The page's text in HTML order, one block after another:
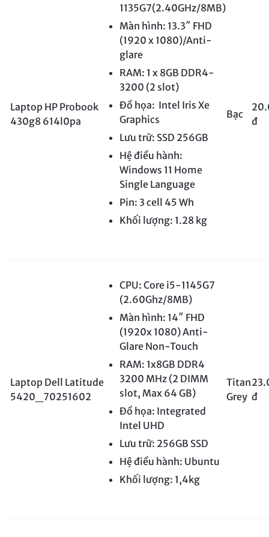
Laptop HP Probook
430g8 614l0pa
1135G7(2.40GHz/8MB)
Màn hình: 13.3″ FHD
(1920 x 1080)/Anti-
glare
RAM: 1 x 8GB DDR4-
3200 (2 slot)
Đồ họa: Intel Iris Xe
Graphics
Lưu trữ: SSD 256GB
Hệ điều hành:
Windows 11 Home
Single Language
Pin: 3 cell 45 Wh
Khối lượng: 1.28 kg
Bạc
đ
Laptop Dell Latitude
5420_70251602
CPU: Core i5-1145G7
(2.60Ghz/8MB)
Màn hình: 14″ FHD
(1920x 1080) Anti-
Glare Non-Touch
RAM: 1x8GB DDR4
3200 MHz (2 DIMM
slot, Max 64 GB)
Đồ họa: Integrated
Intel UHD
Lưu trữ: 256GB SSD
Hệ điều hành: Ubuntu
Khối lượng: 1,4kg
Titan
Grey đ